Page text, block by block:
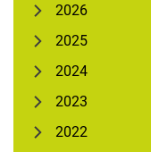
2026
2025
2024
2023
2022